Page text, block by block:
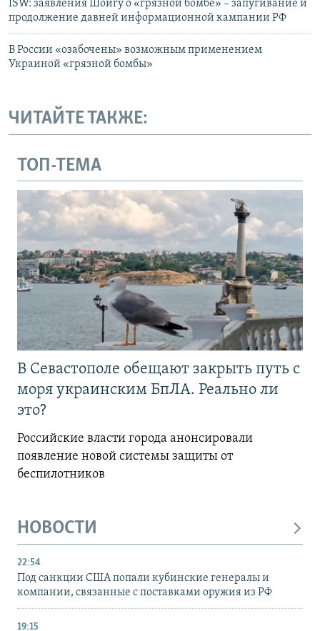
ISW: заявления Шойгу о «грязной бомбе» – запугивание и
продолжение давней информационной кампании РФ
В России «озабочены» возможным применением
Украиной «грязной бомбы»
ЧИТАЙТЕ ТАКЖЕ:
ТОП-ТЕМА
В Севастополе обещают закрыть путь с
моря украинским БпЛА. Реально ли
это?
Российские власти города анонсировали
появление новой системы защиты от
беспилотников
НОВОСТИ
22:54
Под санкции США попали кубинские генералы и
компании, связанные с поставками оружия из РФ
19:15